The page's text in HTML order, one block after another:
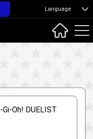
Language
Oh! DUELIST